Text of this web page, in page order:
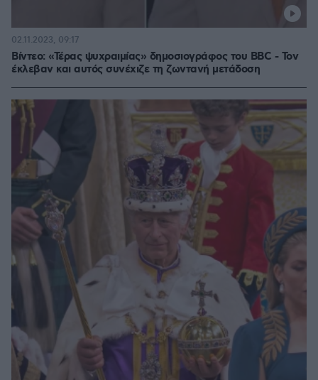
Βίντεο: «Τέρας ψυχραιμίας» δημοσιογράφος του BBC - Τον
έκλεβαν και αυτός συνέχιζε τη ζωντανή μετάδοση
02.11.2023, 09:17